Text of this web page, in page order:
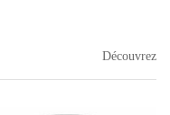
Découvrez